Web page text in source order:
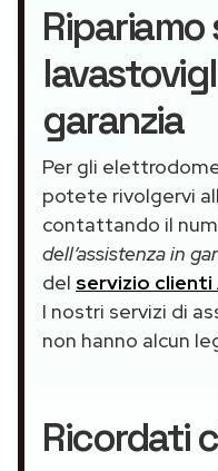
Ripariamo
garanzia
Per gli
potete rivolgervi
contattando il
dell’assistenza in
del servizio clienti
I nostri servizi di
non hanno alcun
Ricordati